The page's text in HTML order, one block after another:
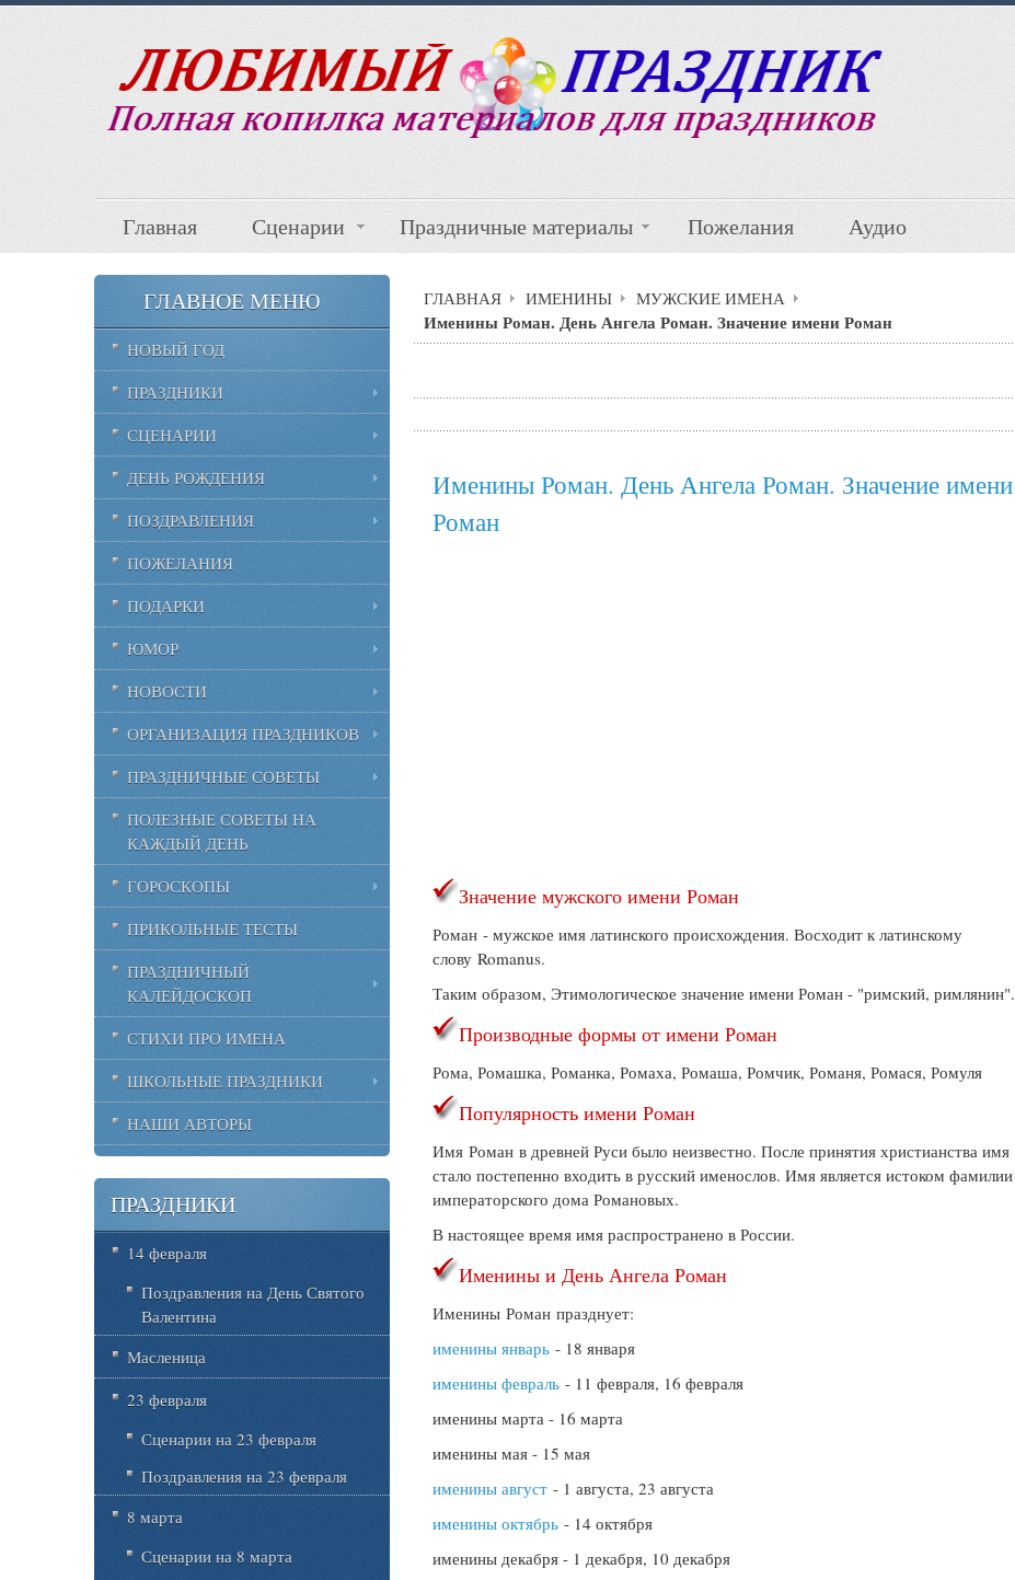
Главная Сценарии Праздничные материалы Пожелания Аудио
ГЛАВНАЯ ИМЕНИНЫ МУЖСКИЕ ИМЕНА
Именины Роман. День Ангела Роман. Значение имени Роман
Именины Роман. День Ангела Роман. Значение имени
Роман
Значение мужского имени Роман
Роман - мужское имя латинского происхождения. Восходит к латинскому
словуRomanus.
Таким образом, Этимологическое значение имени Роман - "римский, римлянин".
Производные формы от имени Роман
Рома, Ромашка, Романка, Ромаха, Ромаша, Ромчик, Романя, Ромася, Ромуля
Популярность имени Роман
Имя Роман в древней Руси было неизвестно. После принятия христианства имя
стало постепенно входить в русский именослов. Имя является истоком фамилии
императорского дома Романовых.
В настоящее время имя распространено в России.
Именины и День Ангела Роман
Именины Роман празднует:
именины январь - 18 января
именины февраль - 11 февраля, 16 февраля
именины марта - 16 марта
именины мая - 15 мая
именины август - 1 августа, 23 августа
именины октябрь - 14 октября
именины декабря - 1 декабря, 10 декабря
ГЛАВНОЕ МЕНЮ
НОВЫЙ ГОД
ПРАЗДНИКИ
СЦЕНАРИИ
ДЕНЬ РОЖДЕНИЯ
ПОЗДРАВЛЕНИЯ
ПОЖЕЛАНИЯ
ПОДАРКИ
ЮМОР
НОВОСТИ
ОРГАНИЗАЦИЯ ПРАЗДНИКОВ
ПРАЗДНИЧНЫЕ СОВЕТЫ
ПОЛЕЗНЫЕ СОВЕТЫ НА
КАЖДЫЙ ДЕНЬ
ГОРОСКОПЫ
ПРИКОЛЬНЫЕ ТЕСТЫ
ПРАЗДНИЧНЫЙ
КАЛЕЙДОСКОП
СТИХИ ПРО ИМЕНА
ШКОЛЬНЫЕ ПРАЗДНИКИ
НАШИ АВТОРЫ
ПРАЗДНИКИ
14 февраля
Поздравления на День Святого
Валентина
Масленица
23 февраля
Сценарии на 23 февраля
Поздравления на 23 февраля
8 марта
Сценарии на 8 марта